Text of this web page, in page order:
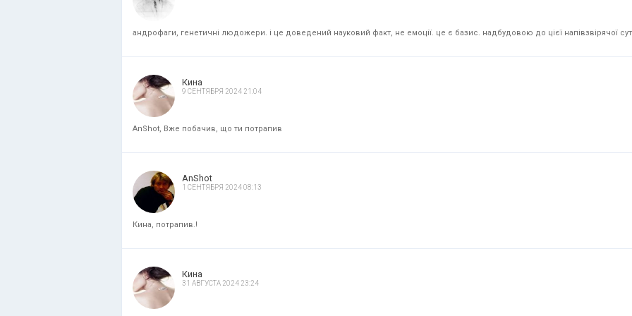
андрофаги, генетичні людожери. і це доведений науковий факт, не емоції. це є базис. надбудовою до цієї напівзвірячої
Кина
9 СЕНТЯБРЯ 2024 21:04
AnShot, Вже побачив, що ти потрапив
AnShot
1 СЕНТЯБРЯ 2024 08:13
Кина, потрапив.!
Кина
31 АВГУСТА 2024 23:24